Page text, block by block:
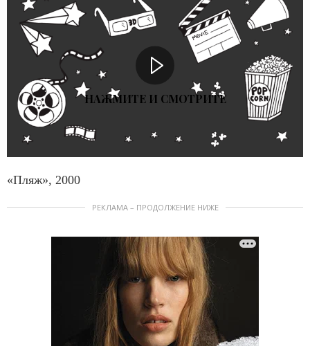
НАЖМИТЕ И СМОТРИТЕ
«Пляж», 2000
РЕКЛАМА – ПРОДОЛЖЕНИЕ НИЖЕ